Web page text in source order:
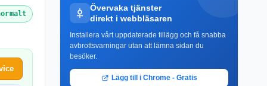
Övervaka tjänster
direkt i webbläsaren
Installera vårt uppdaterade tillägg och få snabba
avbrottsvarningar utan att lämna sidan du
besöker.
Lägg till i Chrome - Gratis